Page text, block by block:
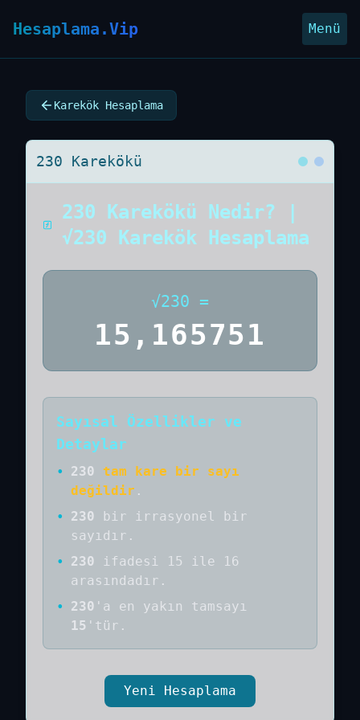
Hesaplama.Vip Menü
Karekök Hesaplama
230 Karekökü
230 Karekökü Nedir? |
√230 Karekök Hesaplama
√230 =
15,165751
Sayısal Özellikler ve
Detaylar
• 230
tam kare bir sayı
değildir .
•
230 bir
irrasyonel bir
sayıdır .
•
230
ifadesi 15 ile 16
arasındadır.
•
230 'a en yakın tamsayı
15 'tür.
Yeni Hesaplama